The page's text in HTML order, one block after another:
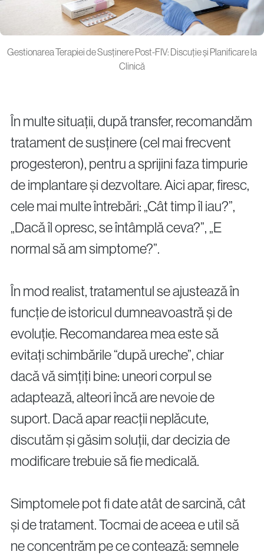
Gestionarea Terapiei de Susținere Post-FIV: Discuție și Planificare la
Clinică
În multe situații, după transfer, recomandăm
tratament de susținere (cel mai frecvent
progesteron), pentru a sprijini faza timpurie
de implantare și dezvoltare. Aici apar, firesc,
cele mai multe întrebări: „Cât timp îl iau?”,
„Dacă îl opresc, se întâmplă ceva?”, „E
normal să am simptome?”.
În mod realist, tratamentul se ajustează în
funcție de istoricul dumneavoastră și de
evoluție. Recomandarea mea este să
evitați schimbările “după ureche”, chiar
dacă vă simțiți bine: uneori corpul se
adaptează, alteori încă are nevoie de
suport. Dacă apar reacții neplăcute,
discutăm și găsim soluții, dar decizia de
modificare trebuie să fie medicală.
Simptomele pot fi date atât de sarcină, cât
și de tratament. Tocmai de aceea e util să
ne concentrăm pe ce contează: semnele